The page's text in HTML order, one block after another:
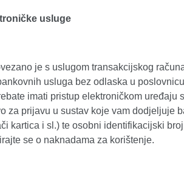
usluge
je s uslugom transakcijskog
usluga bez odlaska u
imati pristup elektroničkom uređaju
za prijavu u sustav koje vam dodjeljuje
kartica i sl.) te osobni identifikacijski
se o naknadama za korištenje.